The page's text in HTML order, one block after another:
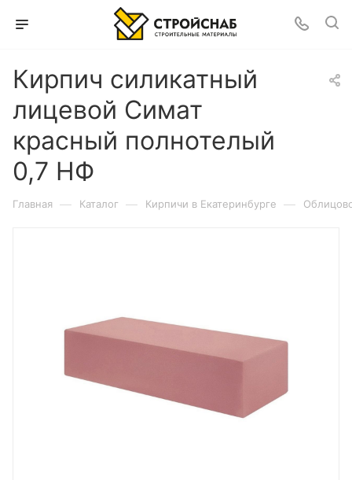
Кирпич силикатный
лицевой Симат
красный полнотелый
0,7 НФ
Главная — Каталог — Кирпичи в Екатеринбурге —